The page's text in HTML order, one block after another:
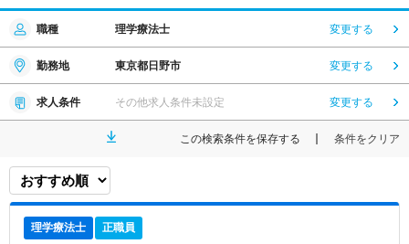
職種 理学療法士 変更する
勤務地 東京都日野市 変更する
求人条件 その他求人条件未設定 変更する
この検索条件を保存する 条件をクリア
理学療法士 正職員